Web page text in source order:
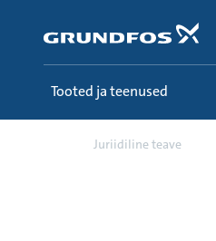
põhisisu
Tooted ja teenused
Juriidiline teave